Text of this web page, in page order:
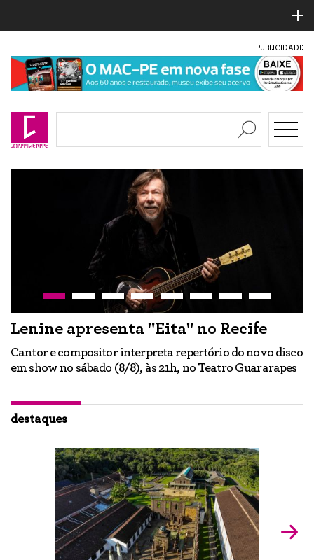
PUBLICIDADE
Lenine apresenta "Eita" no Recife
Cantor e compositor interpreta repertório do novo disco
em show no sábado (8/8), às 21h, no Teatro Guararapes
destaques